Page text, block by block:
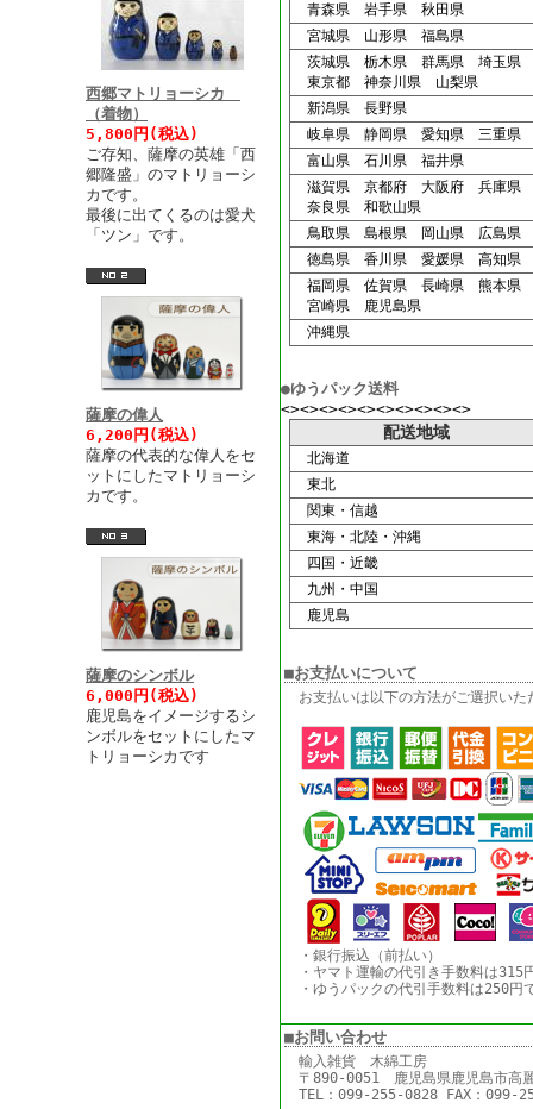
西郷マトリョーシカ
（着物）
5,800円(税込)
ご存知、薩摩の英雄「西
郷隆盛」のマトリョーシ
カです。
最後に出てくるのは愛犬
「ツン」です。
薩摩の偉人
6,200円(税込)
薩摩の代表的な偉人をセ
ットにしたマトリョーシ
カです。
薩摩のシンボル
6,000円(税込)
鹿児島をイメージするシ
ンボルをセットにしたマ
トリョーシカです
青森県 岩手県 秋田県
宮城県 山形県 福島県
茨城県 栃木県 群馬県 埼玉県
東京都 神奈川県 山梨県
新潟県 長野県
岐阜県 静岡県 愛知県 三重県
富山県 石川県 福井県
滋賀県 京都府 大阪府 兵庫県
奈良県 和歌山県
鳥取県 島根県 岡山県 広島県
徳島県 香川県 愛媛県 高知県
福岡県 佐賀県 長崎県 熊本県
宮崎県 鹿児島県
沖縄県
●ゆうパック送料
<><><><><><><><><><>
配送地域
北海道
東北
関東・信越
東海・北陸・沖縄
四国・近畿
九州・中国
鹿児島
■お支払いについて
お支払いは以下の方法がご選択いた
・銀行振込（前払い）
・ヤマト運輸の代引き手数料は315
・ゆうパックの代引手数料は250円
■お問い合わせ
輸入雑貨 木綿工房
〒890-0051 鹿児島県鹿児島市高
TEL：099-255-0828 FAX：099-